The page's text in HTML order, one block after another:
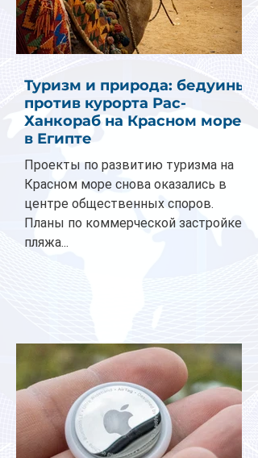
Туризм и природа: бедуины
против курорта Рас-
Ханкораб на Красном море
в Египте
Проекты по развитию туризма на
Красном море снова оказались в
центре общественных споров.
Планы по коммерческой застройке
пляжа...